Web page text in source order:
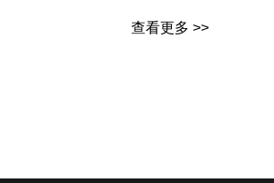
查看更多 >>